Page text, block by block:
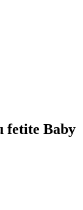
fetite Baby